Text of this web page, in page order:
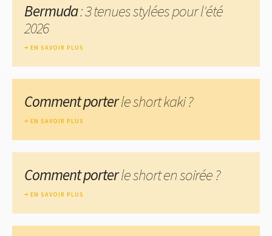
Bermuda: 3 tenues stylées pour l'été
2026
EN SAVOIR PLUS
Comment porterle short kaki ?
EN SAVOIR PLUS
Comment porterle short en soirée ?
EN SAVOIR PLUS